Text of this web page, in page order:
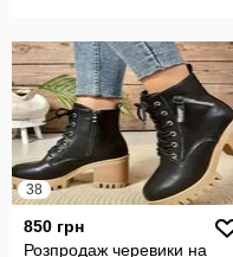
38
850 грн
Розпродаж черевики на